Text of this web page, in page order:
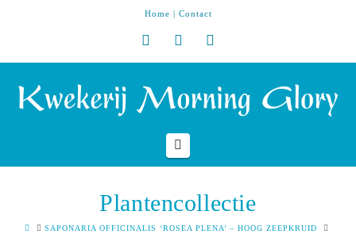
Home | Contact
Plantencollectie
HOMESAPONARIA OFFICINALIS ‘ROSEA PLENA’ – HOOG ZEEPKRUID